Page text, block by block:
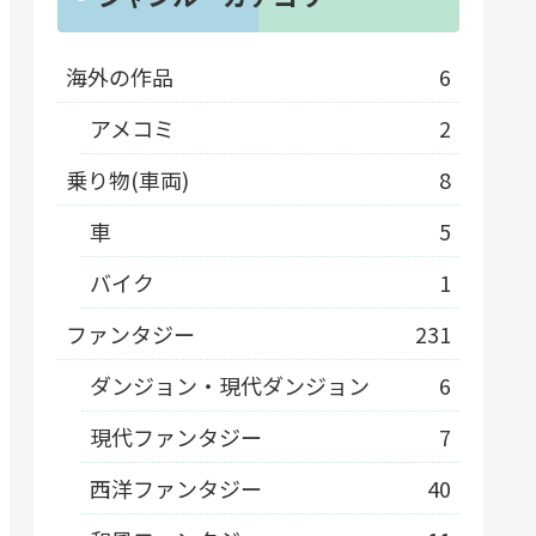
海外の作品
6
アメコミ
2
乗り物(車両)
8
車
5
バイク
1
ファンタジー
231
ダンジョン・現代ダンジョン
6
現代ファンタジー
7
西洋ファンタジー
40